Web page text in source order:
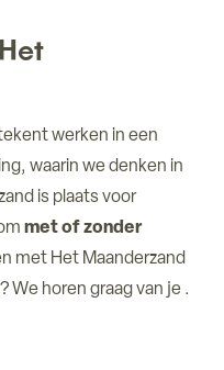
werken in een
waarin we denken in
is plaats voor
met of zonder
met Het Maanderzand
We horen graag van je .